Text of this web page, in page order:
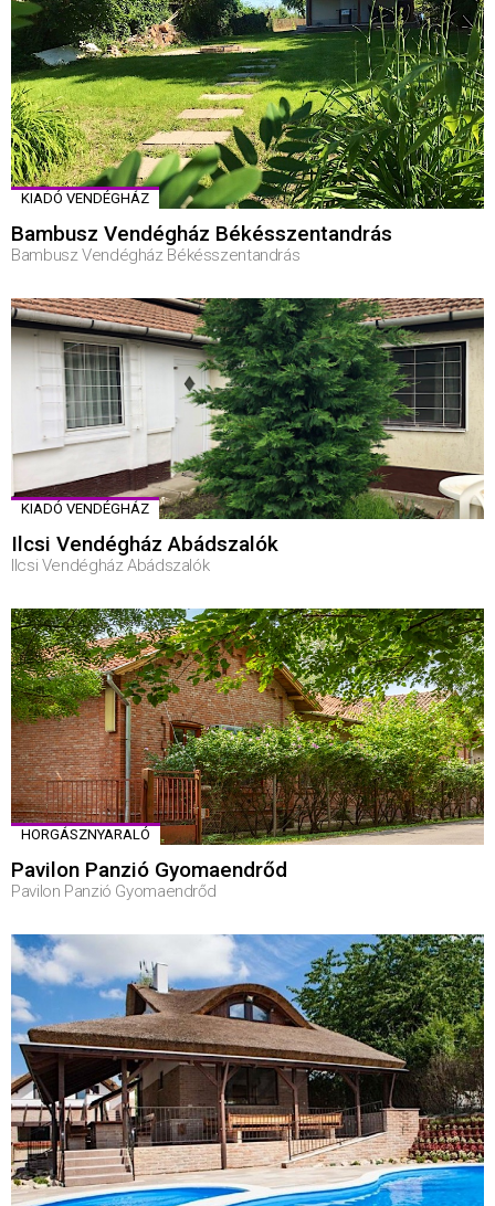
KIADÓ VENDÉGHÁZ
Bambusz Vendégház Békésszentandrás
Bambusz Vendégház Békésszentandrás
KIADÓ VENDÉGHÁZ
Ilcsi Vendégház Abádszalók
Ilcsi Vendégház Abádszalók
HORGÁSZNYARALÓ
Pavilon Panzió Gyomaendrőd
Pavilon Panzió Gyomaendrőd